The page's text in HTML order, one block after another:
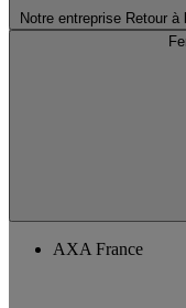
Notre entreprise Retour à
AXA France